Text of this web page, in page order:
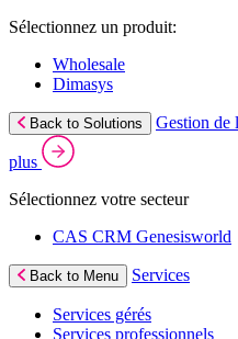
Sélectionnez un produit:
Wholesale
Dimasys
Back to Solutions Gestion de
plus
Sélectionnez votre secteur
CAS CRM Genesisworld
Back to Menu Services
Services gérés
Services professionnels